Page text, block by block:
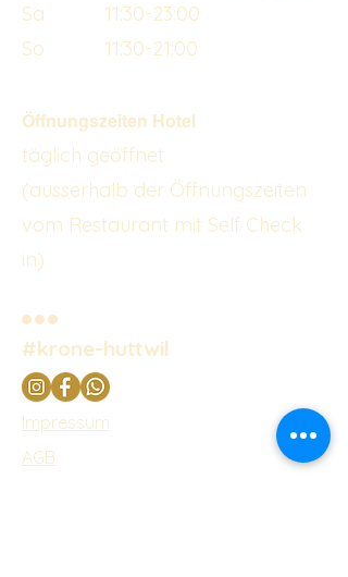
Sa 11:30-23:00
So 11:30-21:00
Öffnungszeiten Hotel
täglich geöffnet
(ausserhalb der Öffnungszeiten
vom Restaurant mit Self Check
in)
#krone-huttwil
Impressum
AGB